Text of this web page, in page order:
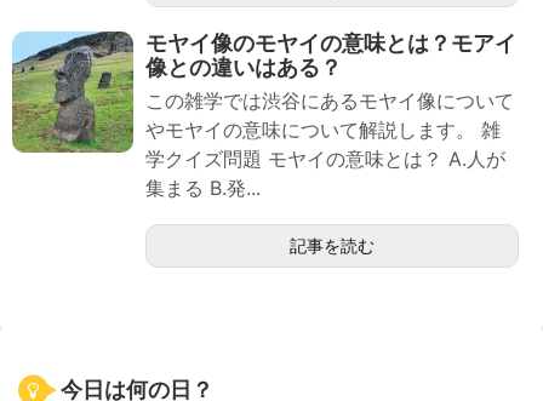
モヤイ像のモヤイの意味とは？モアイ
像との違いはある？
この雑学では渋谷にあるモヤイ像について
やモヤイの意味について解説します。 雑
学クイズ問題 モヤイの意味とは？ A.人が
集まる B.発...
記事を読む
今日は何の日？